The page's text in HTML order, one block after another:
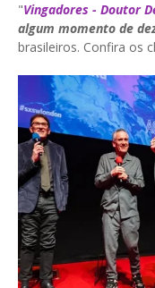
"Vingadores - Doutor
algum momento de
brasileiros. Confira os